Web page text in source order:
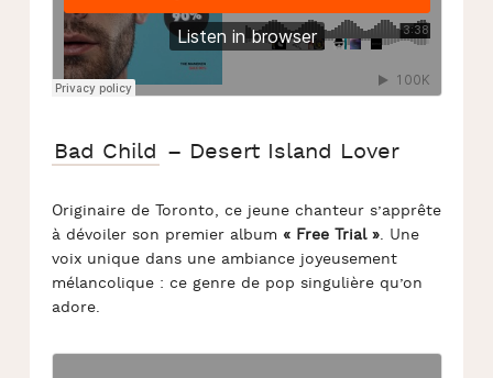
Bad Child – Desert Island Lover
Originaire de Toronto, ce jeune chanteur s’apprête
à dévoiler son premier album « Free Trial ». Une
voix unique dans une ambiance joyeusement
mélancolique : ce genre de pop singulière qu’on
adore.